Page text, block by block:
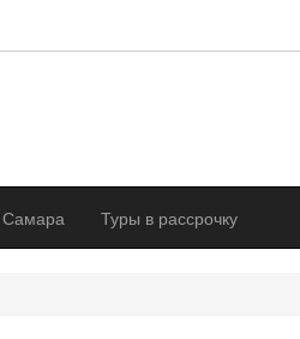
Самара Туры в рассрочку